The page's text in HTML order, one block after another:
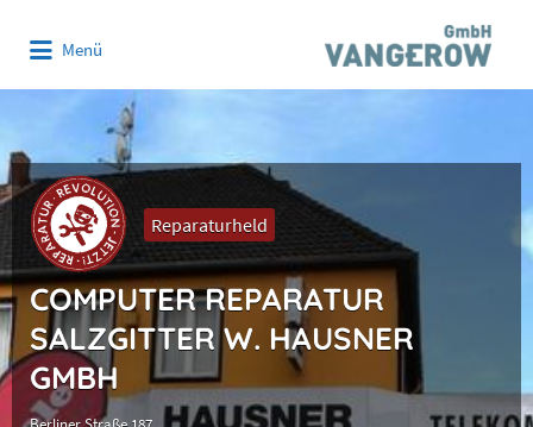
Menü
Reparaturheld
COMPUTER REPARATUR
SALZGITTER W. HAUSNER
GMBH